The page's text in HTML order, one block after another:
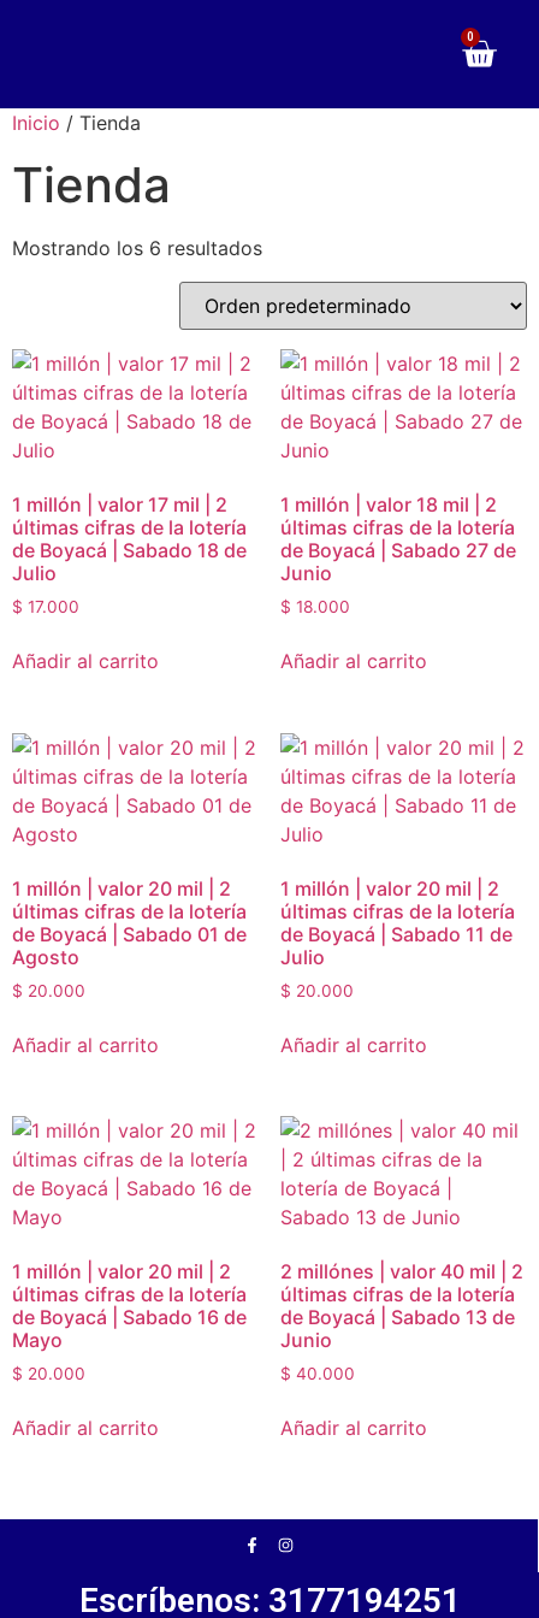
0
Inicio / Tienda
Tienda
Mostrando los 6 resultados
1 millón | valor 17 mil | 2
últimas cifras de la lotería
de Boyacá | Sabado 18 de
Julio
$ 17.000
Añadir al carrito
1 millón | valor 18 mil | 2
últimas cifras de la lotería
de Boyacá | Sabado 27 de
Junio
$ 18.000
Añadir al carrito
1 millón | valor 20 mil | 2
últimas cifras de la lotería
de Boyacá | Sabado 01 de
Agosto
$ 20.000
Añadir al carrito
1 millón | valor 20 mil | 2
últimas cifras de la lotería
de Boyacá | Sabado 11 de
Julio
$ 20.000
Añadir al carrito
1 millón | valor 20 mil | 2
últimas cifras de la lotería
de Boyacá | Sabado 16 de
Mayo
$ 20.000
Añadir al carrito
2 millónes | valor 40 mil | 2
últimas cifras de la lotería
de Boyacá | Sabado 13 de
Junio
$ 40.000
Añadir al carrito
Escríbenos: 3177194251